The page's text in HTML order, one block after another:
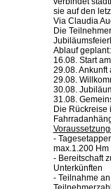
sie auf den
Via Claudia
Die
Ablauf geplant:
16.08. Start
29.08. Ankunft
29.08.
30.08.
31.08.
Die Rückreise
-
max.1.200 Hm
- Bereitschaft
Unterkünften
- Teilnahme